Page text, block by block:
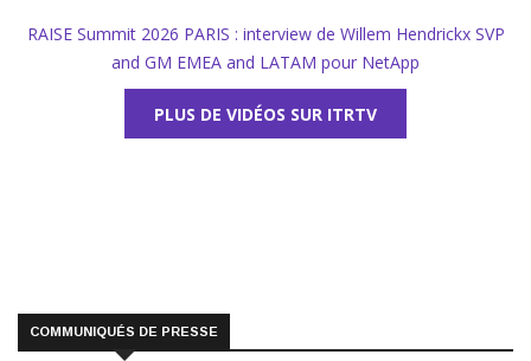
RAISE Summit 2026 PARIS : interview de Willem Hendrickx SVP
and GM EMEA and LATAM pour NetApp
PLUS DE VIDÉOS SUR ITRTV
COMMUNIQUÉS DE PRESSE